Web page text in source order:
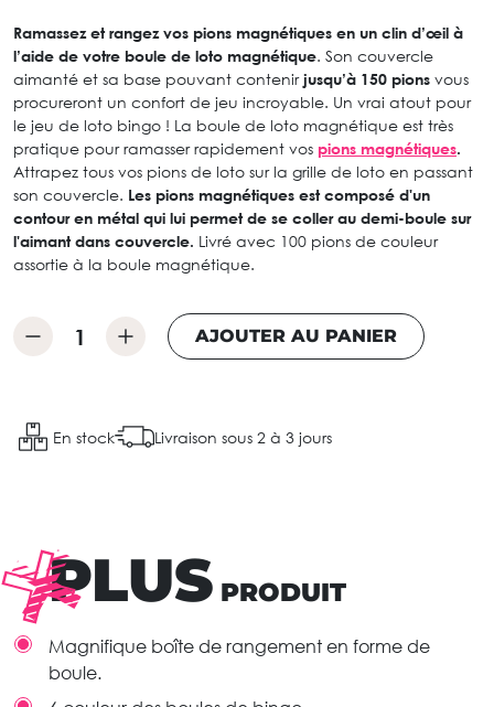
Ramassez et rangez vos pions magnétiques en un clin d’œil à
l’aide de votre boule de loto magnétique. Son couvercle
aimanté et sa base pouvant contenirjusqu’à 150 pions vous
procureront un confort de jeu incroyable. Un vrai atout pour
le jeu de loto bingo ! La boule de loto magnétique est très
pratique pour ramasser rapidement vos pions magnétiques.
Attrapez tous vos pions de loto sur la grille de loto en passant
son couvercle. Les pions magnétiques est composé d'un
contour en métal qui lui permet de se coller au demi-boule sur
l'aimant dans couvercle. Livré avec 100 pions de couleur
assortie à la boule magnétique.
AJOUTER AU PANIER
En stock Livraison sous 2 à 3 jours
PLUS PRODUIT
Magnifique boîte de rangement en forme de
boule.